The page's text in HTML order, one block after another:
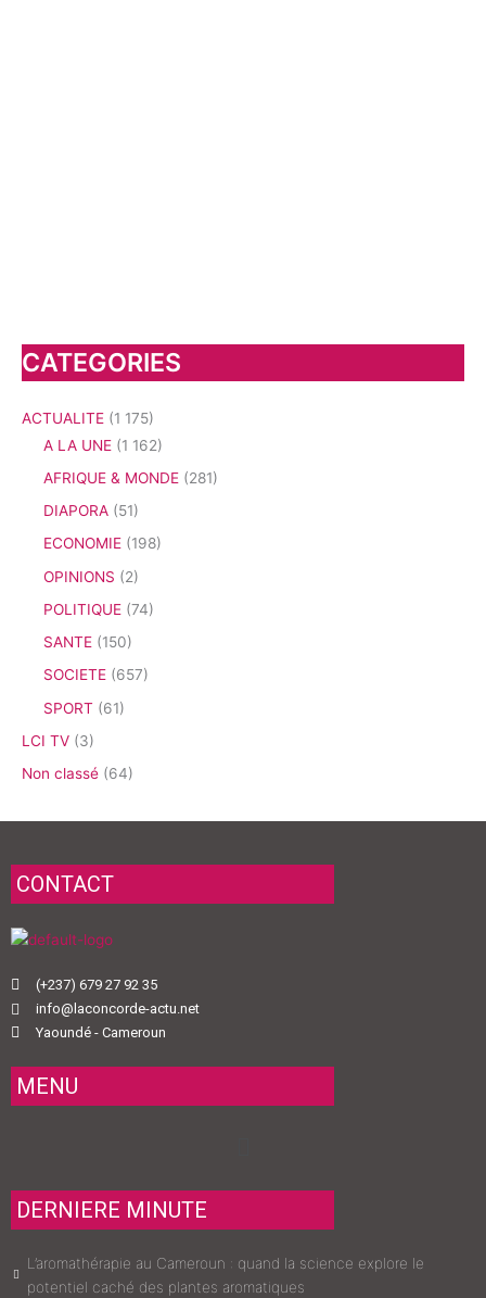
CATEGORIES
ACTUALITE (1 175)
A LA UNE (1 162)
AFRIQUE & MONDE (281)
DIAPORA (51)
ECONOMIE (198)
OPINIONS (2)
POLITIQUE (74)
SANTE (150)
SOCIETE (657)
SPORT (61)
LCI TV (3)
Non classé (64)
CONTACT
(+237) 679 27 92 35
info@laconcorde-actu.net
Yaoundé - Cameroun
MENU
DERNIERE MINUTE
L’aromathérapie au Cameroun : quand la science explore le
potentiel caché des plantes aromatiques